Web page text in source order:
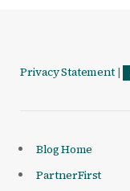
Privacy Statement |
Blog Home
PartnerFirst